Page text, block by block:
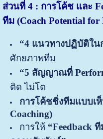
ส่วนที่4 : การโค้ช และ
ทีม (Coach Potential for
“4 แนวทางปฏิบัติใน
ศักยภาพทีม
“5 สัญญาณที่
ติด ไม่โต
การโค้ชชิ่งทีมแบบเ
Coaching)
การให้ “Feedback